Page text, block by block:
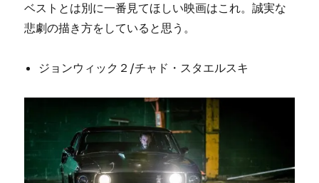
ベストとは別に一番見てほしい映画はこれ。誠実な
悲劇の描き方をしていると思う。
ジョンウィック２/チャド・スタエルスキ